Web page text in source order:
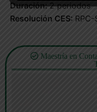
Duración:2 periodos
Resolución CES:
Maestría en